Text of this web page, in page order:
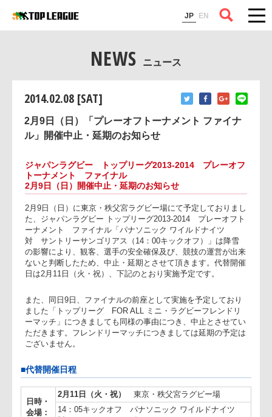
JP EN
コラム
NEWS ニュース
2014.02.08 [SAT]
2月9日（日）「プレーオフトーナメント ファイナ
ル」開催中止・延期のお知らせ
ジャパンラグビー トップリーグ2013-2014 プレーオフ
トーナメント ファイナル
2月9日（日）開催中止・延期のお知らせ
2月9日（日）に東京・秩父宮ラグビー場にて予定しておりま
た、ジャパンラグビー トップリーグ2013-2014 プレーオフト
ーナメント ファイナル「パナソニック ワイルドナイツ
対 サントリーサンゴリアス（14：00キックオフ）」は降雪
の影響により、観客、選手の安全確保及び、競技の運営が出
日は2月11日（火・祝）、下記のとおり実施予定です。
また、同日9日、ファイナルの前座として実施を予定しており
ました「トップリーグ FOR ALL ミニ・ラグビーフレンドリ
ただきます。フレンドリーマッチにつきましては延期の予定
■代替開催日程